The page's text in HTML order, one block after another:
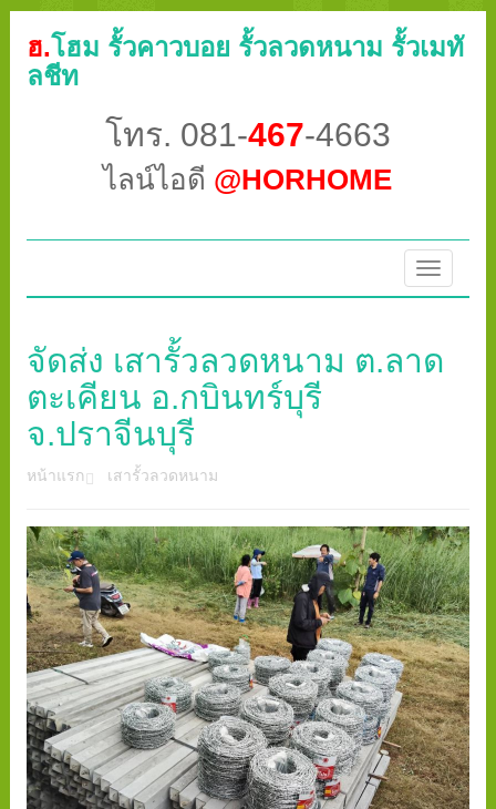
ฮ.โฮม รั้วคาวบอย รั้วลวดหนาม รั้วเมทั
ลชีท
โทร. 081-467-4663
ไลน์ไอดี @HORHOME
Toggle
จัดส่ง เสารั้วลวดหนาม ต.ลาด
ตะเคียน อ.กบินทร์บุรี
จ.ปราจีนบุรี
หน้าแรก เสารั้วลวดหนาม